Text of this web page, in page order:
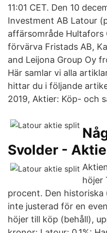
11:01 CET. Den 10
Investment AB Latour
affärsområde Hultafors
förvärva Fristads AB,
and Leijona Group Oy
Här samlar vi alla
hittar du i följande
2019, Aktier: Köp- och
Svolder -
höjer
procent. Den historiska
inte justerad för en
höjer till köp (behåll),